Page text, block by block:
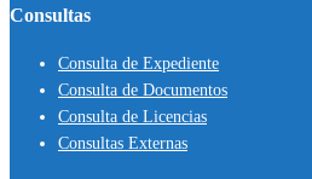
Consultas
Consulta de Expediente
Consulta de Documentos
Consulta de Licencias
Consultas Externas